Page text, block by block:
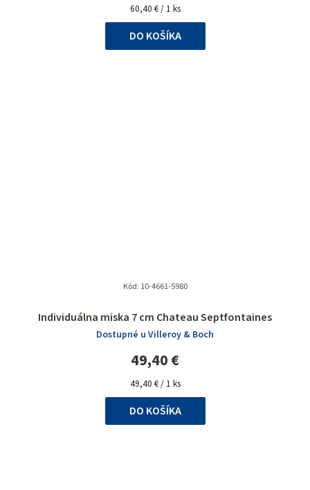
Jednotková
cena:
60,40 € / 1 ks
DO KOŠÍKA
Individuálna miska 7 cm Chateau Septfontaines
Dostupné u Villeroy & Boch
49,40 €
Jednotková
cena:
49,40 € / 1 ks
DO KOŠÍKA
Kód: 10-4661-5980